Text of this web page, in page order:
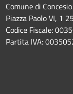
Comune di Concesio
Piazza Paolo VI, 1
Codice Fiscale:
Partita IVA: